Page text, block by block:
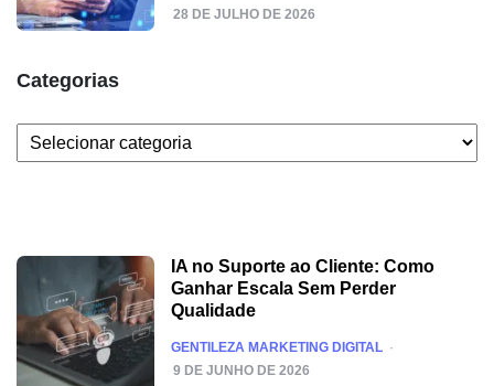
28 DE JULHO DE 2026
Categorias
IA no Suporte ao Cliente: Como
Ganhar Escala Sem Perder
Qualidade
POSTED
GENTILEZA MARKETING DIGITAL
9 DE JUNHO DE 2026